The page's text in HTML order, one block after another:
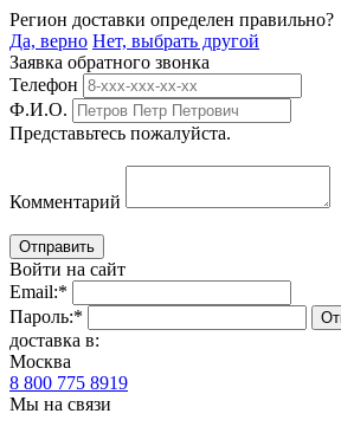
Регион доставки определен правильно?
Да, верно Нет, выбрать другой
Заявка обратного звонка
Телефон
Ф.И.О.
Представьтесь пожалуйста.
Комментарий
Войти на сайт
Email:*
Пароль:*
доставка в:
Москва
8 800 775 8919
Мы на связи